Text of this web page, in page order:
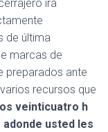
irá
de última
marcas de
preparados ante
recursos que
veinticuatro h
usted les